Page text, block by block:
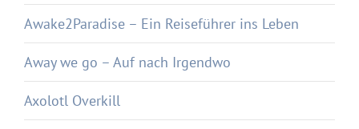
Awake2Paradise – Ein Reiseführer ins Leben
Away we go – Auf nach Irgendwo
Axolotl Overkill